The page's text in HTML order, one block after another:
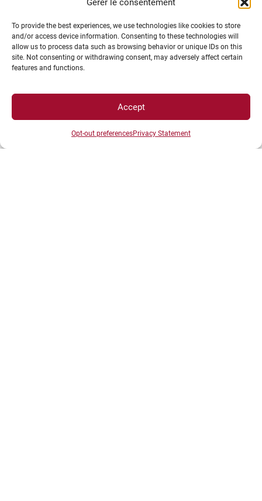
Gérer le consentement
To provide the best experiences, we use technologies like cookies to store
and/or access device information. Consenting to these technologies will
allow us to process data such as browsing behavior or unique IDs on this
site. Not consenting or withdrawing consent, may adversely affect certain
features and functions.
Accept
Opt-out preferencesPrivacy Statement
INFORMATIONS LÉGALES
Plan d’accès des campus
Mentions légales